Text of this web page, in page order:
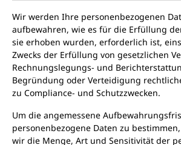
Wir werden Ihre personenbezogenen
aufbewahren, wie es für die Erfüllung
sie erhoben wurden, erforderlich ist,
Zwecks der Erfüllung von gesetzlichen
Rechnungslegungs- und
Begründung oder Verteidigung
zu Compliance- und Schutzzwecken.
Um die angemessene
personenbezogene Daten zu
wir die Menge, Art und Sensitivität der